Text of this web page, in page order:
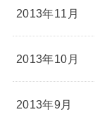
2013年11月
2013年10月
2013年9月